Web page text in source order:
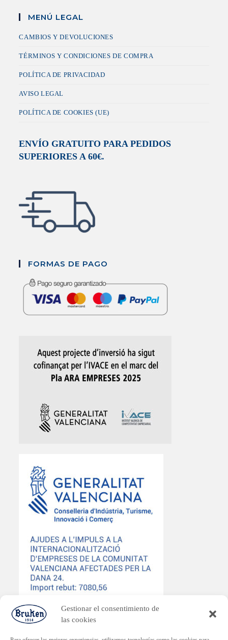
Gestionar el consentimiento de
las cookies
MENÚ LEGAL
CAMBIOS Y DEVOLUCIONES
TÉRMINOS Y CONDICIONES DE COMPRA
POLÍTICA DE PRIVACIDAD
AVISO LEGAL
POLÍTICA DE COOKIES (UE)
ENVÍO GRATUITO PARA PEDIDOS
SUPERIORES A 60€.
FORMAS DE PAGO